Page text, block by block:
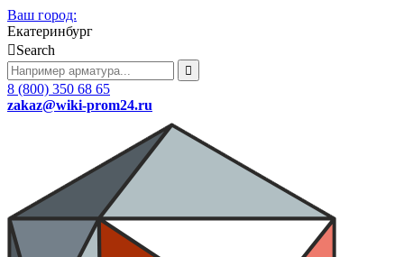
Ваш город:
Екатеринбург
Search
8 (800) 350 68 65
zakaz@wiki-prom24.ru